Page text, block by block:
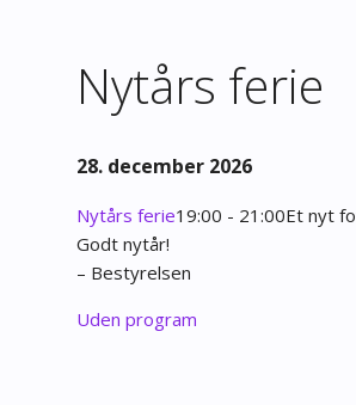
Nytårs ferie
28. december 2026
Nytårs ferie19:00 - 21:00Et nyt
Godt nytår!
– Bestyrelsen
Uden program